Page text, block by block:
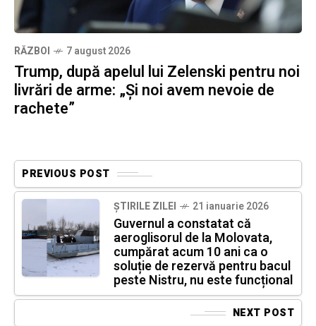
RĂZBOI 7 august 2026
Trump, după apelul lui Zelenski pentru noi
livrări de arme: „Și noi avem nevoie de
rachete”
PREVIOUS POST
ȘTIRILE ZILEI 21 ianuarie 2026
Guvernul a constatat că
aeroglisorul de la Molovata,
cumpărat acum 10 ani ca o
soluție de rezervă pentru bacul
peste Nistru, nu este funcțional
NEXT POST